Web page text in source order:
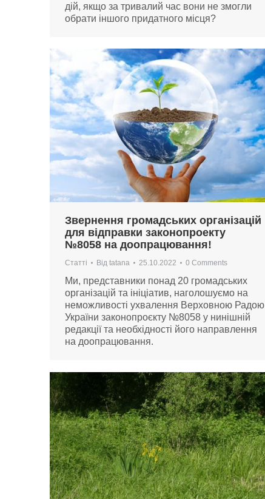
дій, якщо за тривалий час вони не змогли
обрати іншого придатного місця?
Звернення громадських організацій
для відправки законопроекту
№8058 на доопрацювання!
Статті Від tatana 25.10.2022 0 Comments
Ми, представники понад 20 громадських
організацій та ініціатив, наголошуємо на
неможливості ухвалення Верховною Радою
України законопроєкту №8058 у нинішній
редакції та необхідності його направлення
на доопрацювання.